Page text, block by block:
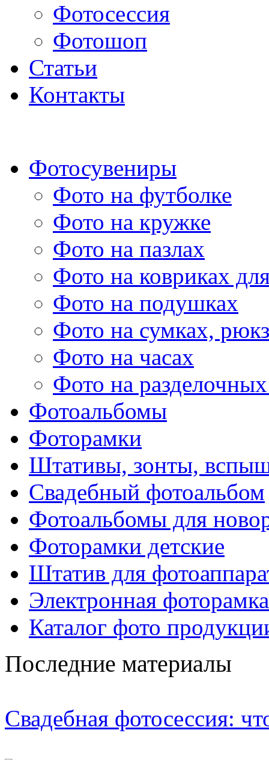
Фотосессия
Фотошоп
Статьи
Контакты
Фотосувениры
Фото на футболке
Фото на кружке
Фото на пазлах
Фото на ковриках
Фото на подушках
Фото на сумках,
Фото на часах
Фото на
Фотоальбомы
Фоторамки
Штативы, зонты,
Свадебный фотоальбом
Фотоальбомы для
Фоторамки детские
Штатив для
Электронная фоторамка
Каталог фото
Последние материалы
Свадебная фотосессия: